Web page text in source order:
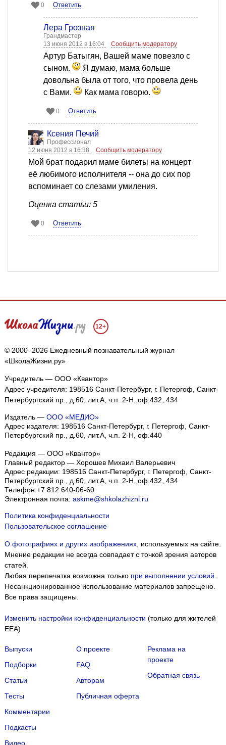
0 Ответить
Лера Грозная
Грандмастер
13 июня 2012 в 16:04
Сообщить модератору
Артур Батыгян, Вашей маме повезло с
сыном.
Я думаю, мама больше
довольна была от того, что провела день
с Вами.
Как мама говорю.
0 Ответить
Ксения Печий
Профессионал
12 июня 2012 в 16:38
Сообщить модератору
Мой брат подарил маме билеты на концерт
её любимого исполнителя -- она до сих пор
вспоминает со слезами умиления.
Оценка статьи: 5
0 Ответить
12+
© 2000–2026 Ежедневный познавательный журнал
«ШколаЖизни.ру»
Учредитель — ООО «Квантор»
Адрес учредителя: 198516 Санкт-Петербург, г. Петергоф, Санкт-
Петербургский пр., д.60, лит.А, ч.п. 2-Н, оф.432, 434
Издатель — ООО «МЕДИО»
Адрес издателя: 198516 Санкт-Петербург, г. Петергоф, Санкт-
Петербургский пр., д.60, лит.А, ч.п. 2-Н, оф.440
Редакция — ООО «Квантор»
Главный редактор — Хорошев Михаил Валерьевич
Адрес редакции: 198516 Санкт-Петербург, г. Петергоф Санкт-
Петербургский пр., д.60, лит.А, ч.п. 2-Н, оф.432, 434
Телефон:+7 812 640-06-60
Электронная почта: askme@shkolazhizni.ru
Политика конфиденциальности
Пользовательское соглашение
О фотографиях и других изображениях, используемых на сайте.
Мнение редакции не всегда совпадает с точкой зрения авторов
статей.
Любая перепечатка возможна только при выполнении условий
Несанкционированное использование материалов запрещено.
Все права защищены.
Изменить настройки конфиденциальности (только для жителей
EEA)
Выпуски
Подборки
Статьи
Тесты
Комментарии
Подкасты
Видео
О проекте
FAQ
Авторам
Публичная оферта
Реклама на
проекте
Обратная связь